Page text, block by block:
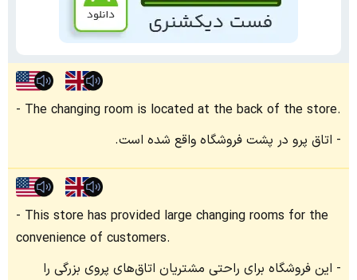
The changing room is located at the back of the store.
اتاق پرو در پشت فروشگاه واقع شده است.
This store has provided large changing rooms for the
convenience of customers.
این فروشگاه برای راحتی مشتریان اتاق‌های پروی بزرگی را